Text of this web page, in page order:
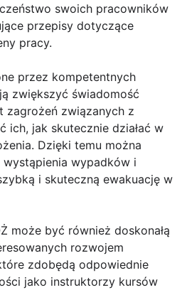
swoich pracowników
przepisy dotyczące
pracy.
przez kompetentnych
zwiększyć świadomość
zagrożeń związanych z
ich, jak skutecznie działać w
Dzięki temu można
wypadków i
i skuteczną ewakuację w
może być również doskonałą
rozwojem
zdobędą odpowiednie
jako instruktorzy kursów